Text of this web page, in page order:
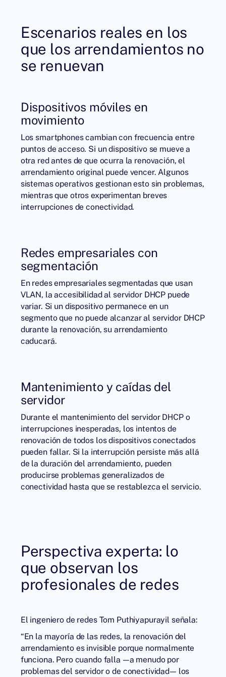
Escenarios reales en los
que los arrendamientos no
se renuevan
Dispositivos móviles en
movimiento
Los smartphones cambian con frecuencia entre
puntos de acceso. Si un dispositivo se mueve a
otra red antes de que ocurra la renovación, el
arrendamiento original puede vencer. Algunos
sistemas operativos gestionan esto sin problemas,
mientras que otros experimentan breves
interrupciones de conectividad.
Redes empresariales con
segmentación
En redes empresariales segmentadas que usan
VLAN, la accesibilidad al servidor DHCP puede
variar. Si un dispositivo permanece en un
segmento que no puede alcanzar al servidor DHCP
durante la renovación, su arrendamiento
caducará.
Mantenimiento y caídas del
servidor
Durante el mantenimiento del servidor DHCP o
interrupciones inesperadas, los intentos de
renovación de todos los dispositivos conectados
pueden fallar. Si la interrupción persiste más allá
de la duración del arrendamiento, pueden
producirse problemas generalizados de
conectividad hasta que se restablezca el servicio.
Perspectiva experta: lo
que observan los
profesionales de redes
El ingeniero de redes Tom Puthiyapurayil señala:
“En la mayoría de las redes, la renovación del
arrendamiento es invisible porque normalmente
funciona. Pero cuando falla —a menudo por
problemas del servidor o de conectividad— los